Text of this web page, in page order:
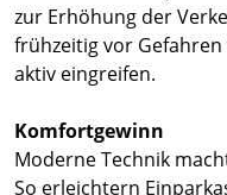
zur Erhöhung der
frühzeitig vor
aktiv eingreifen.
Komfortgewinn
Moderne Technik
So erleichtern